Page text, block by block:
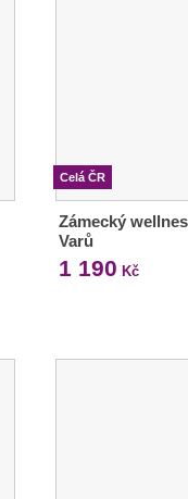
Celá ČR
Zámecký
Varů
1 190 Kč